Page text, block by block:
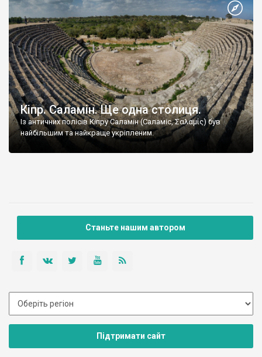
Кіпр. Саламін. Ще одна столиця.
Із античних полісів Кіпру Саламін (Саламіс, Σαλαμίς) був
найбільшим та найкраще укріпленим.
Станьте нашим автором
Підтримати сайт